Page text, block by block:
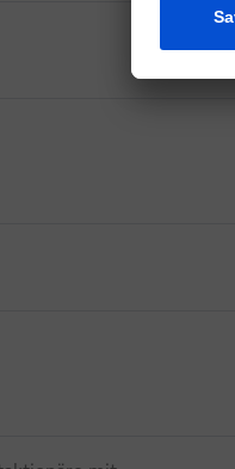
telefonische
Prospekts nach
Vereinigten
befinden und (i)
2000 (Financial
„high net worth
Personen
Bezug genommen
zu erwerben, wird
Qualifizierten